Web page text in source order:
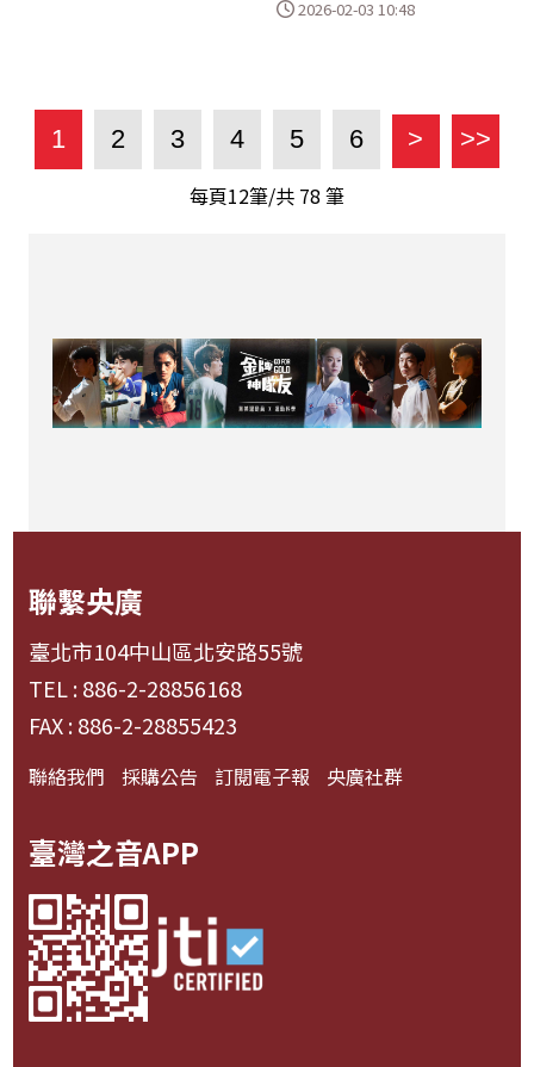
2026-02-03 10:48
1 2 3 4 5 6 > >>
每頁12筆/共 78 筆
聯繫央廣
臺北市104中山區北安路55號
TEL : 886-2-28856168
FAX : 886-2-28855423
聯絡我們 採購公告 訂閱電子報 央廣社群
臺灣之音APP